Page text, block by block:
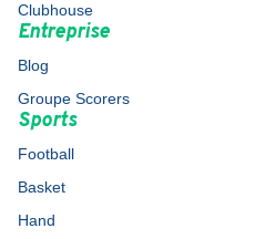
Clubhouse
Entreprise
Blog
Groupe Scorers
Sports
Football
Basket
Hand